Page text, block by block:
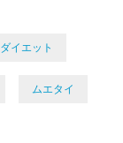
ダイエット
ムエタイ